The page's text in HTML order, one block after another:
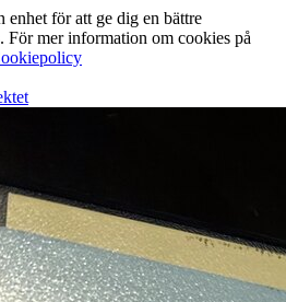
för att ge dig en bättre
För mer information om cookies på